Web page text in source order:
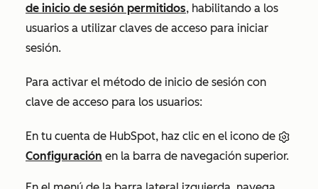
de inicio de sesión permitidos, habilitando a los
usuarios a utilizar claves de acceso para iniciar
sesión.
Para activar el método de inicio de sesión con
clave de acceso para los usuarios:
En tu cuenta de HubSpot, haz clic en el icono de
Configuración en la barra de navegación superior.